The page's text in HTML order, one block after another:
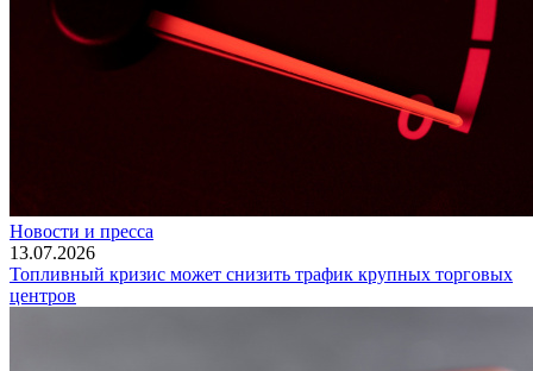
Новости и пресса
13.07.2026
Топливный кризис может снизить трафик крупных торговых
центров